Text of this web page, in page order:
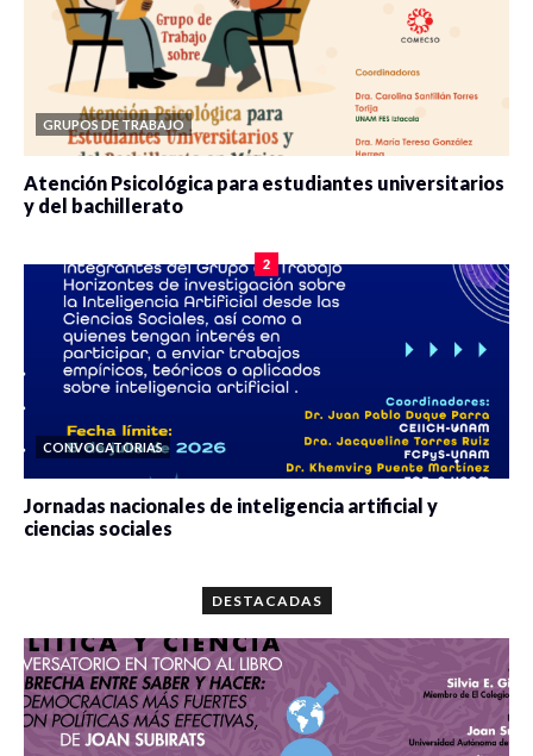
GRUPOS DE TRABAJO
Atención Psicológica para estudiantes universitarios
y del bachillerato
2
CONVOCATORIAS
Jornadas nacionales de inteligencia artificial y
ciencias sociales
DESTACADAS